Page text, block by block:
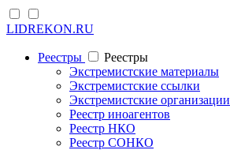
LIDREKON.RU
Реестры
Реестры
Экстремистские материалы
Экстремистские ссылки
Экстремистские организации
Реестр иноагентов
Реестр НКО
Реестр СОНКО